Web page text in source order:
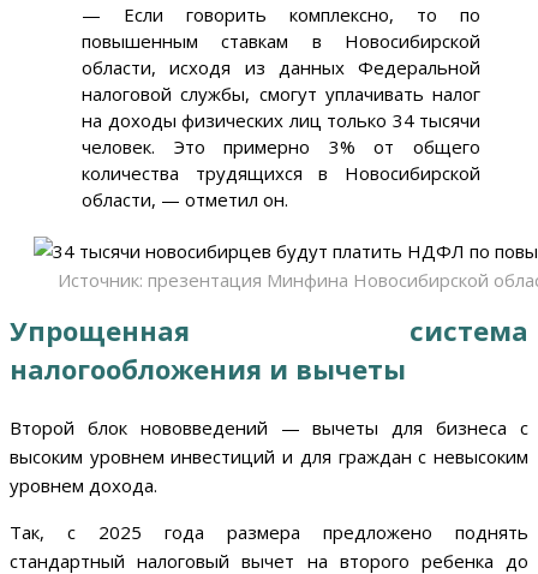
— Если говорить комплексно, то по
повышенным ставкам в Новосибирской
области, исходя из данных Федеральной
налоговой службы, смогут уплачивать налог
на доходы физических лиц только 34 тысячи
человек. Это примерно 3% от общего
количества трудящихся в Новосибирской
области, — отметил он.
Источник: презентация Минфина Новосибирской
Упрощенная система
налогообложения и вычеты
Второй блок нововведений — вычеты для бизнеса с
высоким уровнем инвестиций и для граждан с невысоким
уровнем дохода.
Так, с 2025 года размера предложено поднять
стандартный налоговый вычет на второго ребенка до